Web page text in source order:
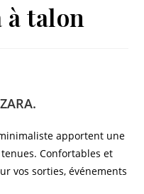
à talon
ZARA.
apportent une
Confortables et
vos sorties, événements